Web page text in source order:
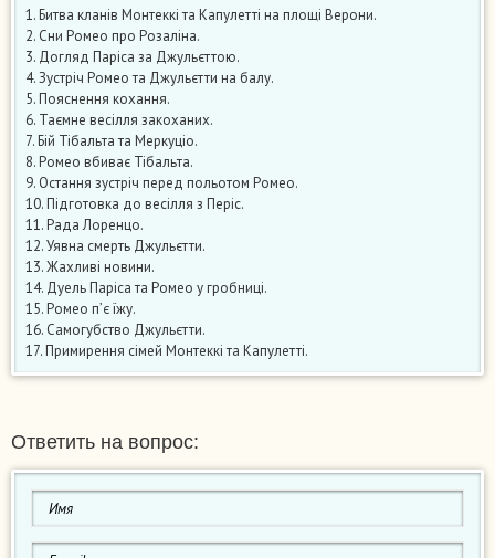
1. Битва кланів Монтеккі та Капулетті на площі Верони.
2. Сни Ромео про Розаліна.
3. Догляд Паріса за Джульєттою.
4. Зустріч Ромео та Джульєтти на балу.
5. Пояснення кохання.
6. Таємне весілля закоханих.
7. Бій Тібальта та Меркуціо.
8. Ромео вбиває Тібальта.
9. Остання зустріч перед польотом Ромео.
10. Підготовка до весілля з Періс.
11. Рада Лоренцо.
12. Уявна смерть Джульєтти.
13. Жахливі новини.
14. Дуель Паріса та Ромео у гробниці.
15. Ромео п’є їжу.
16. Самогубство Джульєтти.
17. Примирення сімей Монтеккі та Капулетті.
Ответить на вопрос: